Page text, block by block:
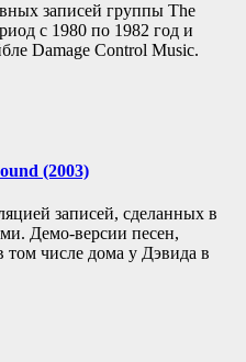
записей группы The
с 1980 по 1982 год и
Damage Control Music.
(2003)
записей, сделанных в
Демо-версии песен,
том числе дома у Дэвида в